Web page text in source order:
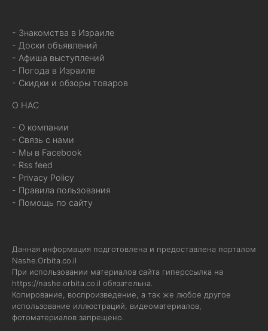
- Знакомства в Израиле
- Доски объявлений
- Афиша выступлений
- Погода в Израиле
- Скидки и обзоры товаров
О НАС
- О компании
- Связь с нами
- Мы в Facebook
- Rss feed
- Privacy Policy
- Правила пользования
- Помощь по сайту
Данная информация подготовлена и предоставлена порталом
Nashe.Orbita.co.il
При использовании материалов сайта гиперссылка на
https://nashe.orbita.co.il обязательна.
Копирование, воспроизведение, а так же любое другое
использование иллюстраций, видеоматериалов,
фотоматериалов запрещено.